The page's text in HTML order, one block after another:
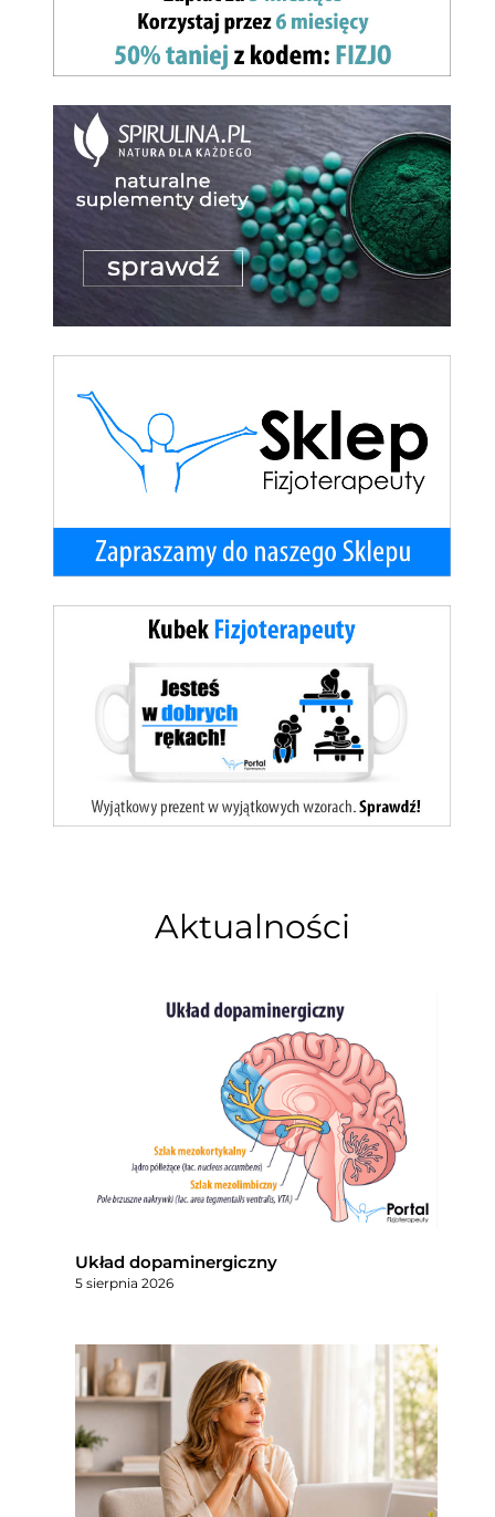
Aktualności
Układ dopaminergiczny
5 sierpnia 2026